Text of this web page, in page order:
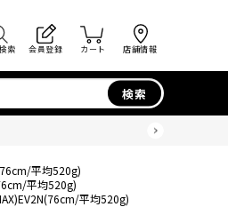
索 会員登録 カート 店舗情報
検索
平均520g)
平均520g)
平均520g)